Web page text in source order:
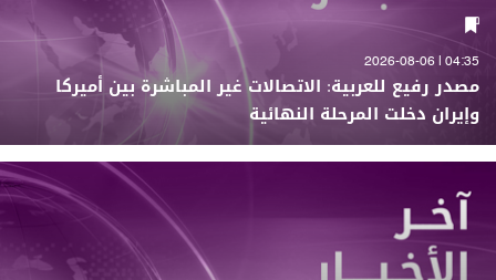
04:35 | 2026-08-06
مصدر رفيع للعربية: الاتصالات غير المباشرة بين أميركا
وإيران دخلت المرحلة النهائية